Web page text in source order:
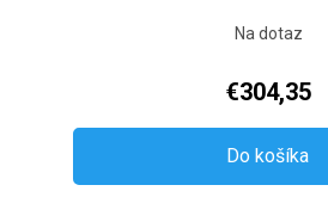
Na dotaz
€304,35
Do košíka